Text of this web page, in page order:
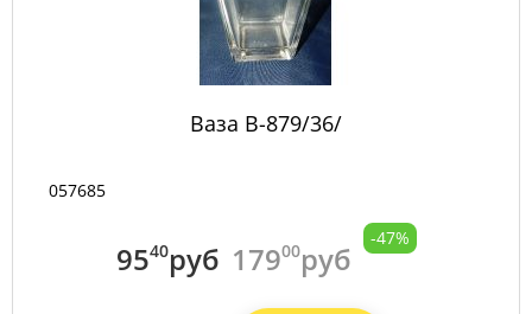
Ваза B-879/36/
057685
9540руб 17900руб
-47%